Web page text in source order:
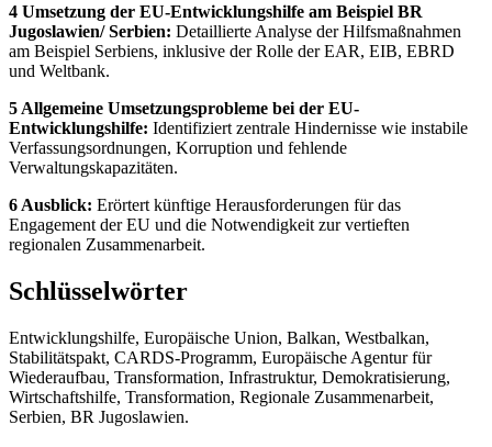
4 Umsetzung der EU-Entwicklungshilfe am Beispiel BR
Jugoslawien/ Serbien: Detaillierte Analyse der Hilfsmaßnahmen
am Beispiel Serbiens, inklusive der Rolle der EAR, EIB, EBRD
und Weltbank.
5 Allgemeine Umsetzungsprobleme bei der EU-
Entwicklungshilfe: Identifiziert zentrale Hindernisse wie instabile
Verfassungsordnungen, Korruption und fehlende
Verwaltungskapazitäten.
6 Ausblick: Erörtert künftige Herausforderungen für das
Engagement der EU und die Notwendigkeit zur vertieften
regionalen Zusammenarbeit.
Schlüsselwörter
Entwicklungshilfe, Europäische Union, Balkan, Westbalkan,
Stabilitätspakt, CARDS-Programm, Europäische Agentur für
Wiederaufbau, Transformation, Infrastruktur, Demokratisierung,
Wirtschaftshilfe, Transformation, Regionale Zusammenarbeit,
Serbien, BR Jugoslawien.